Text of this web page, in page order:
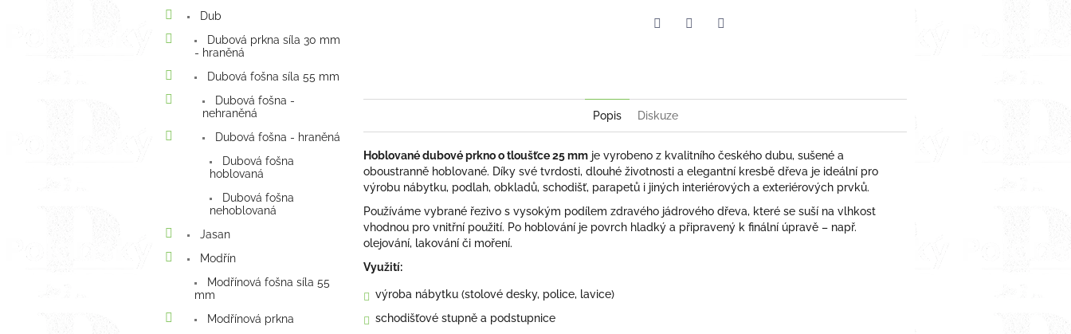
Dub
Dubová prkna síla 30 mm
- hraněná
Dubová fošna síla 55 mm
Dubová fošna -
nehraněná
Dubová fošna - hraněná
Dubová fošna
hoblovaná
Dubová fošna
nehoblovaná
Jasan
Modřín
Modřínová fošna síla 55
mm
Modřínová prkna
Popis Diskuze
Hoblované dubové prkno o tloušťce 25 mm je vyrobeno z kvalitního českého dubu, sušené a
oboustranně hoblované. Díky své tvrdosti, dlouhé životnosti a elegantní kresbě dřeva je ideální pro
výrobu nábytku, podlah, obkladů, schodišť, parapetů i jiných interiérových a exteriérových prvků.
Používáme vybrané řezivo s vysokým podílem zdravého jádrového dřeva, které se suší na vlhkost
vhodnou pro vnitřní použití. Po hoblování je povrch hladký a připravený k finální úpravě – např.
olejování, lakování či moření.
Využití:
výroba nábytku (stolové desky, police, lavice)
schodišťové stupně a podstupnice